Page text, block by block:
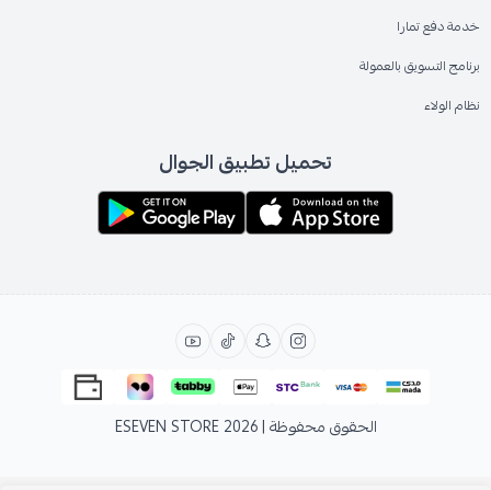
خدمة دفع تمارا
برنامج التسويق بالعمولة
نظام الولاء
تحميل تطبيق الجوال
الحقوق محفوظة | 2026 ESEVEN STORE